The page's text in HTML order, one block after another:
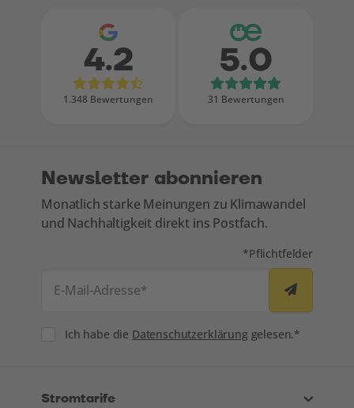
Bewertungen bei Google
4.2
1.348 Bewertungen
5.0
31 Bewertungen
Newsletter abonnieren
Monatlich starke Meinungen zu Klimawandel
und Nachhaltigkeit direkt ins Postfach.
Mit * markierte
*Pflichtfelder
E-Mail-Adresse*
ConsentIch habe die Datenschutzerklärunggelesen.*
Stromtarife